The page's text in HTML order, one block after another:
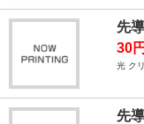
先
30円
光 ク
先